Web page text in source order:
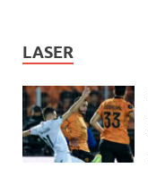
LASER